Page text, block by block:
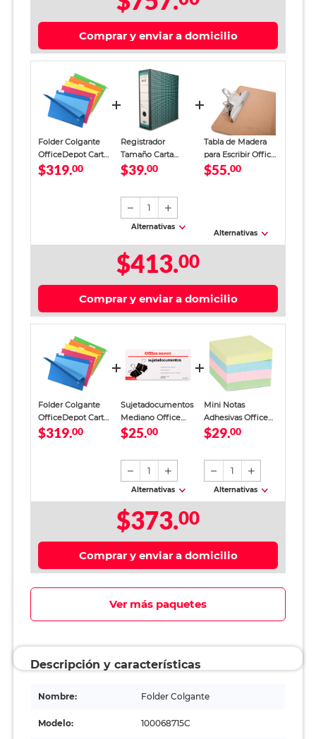
Comprar y enviar a domicilio
Folder Colgante
OfficeDepot Carta
Colores 25 piezas
$319.00
Registrador
Tamaño Carta
Office Depot
$39.00
1
Alternativas
Tabla de Madera
para Escribir Office
Depot
$55.00
Alternativas
$413.00
Comprar y enviar a domicilio
Folder Colgante
OfficeDepot Carta
Colores 25 piezas
$319.00
Sujetadocumentos
Mediano Office
Depot / Acero
$25.00
1
Alternativas
Mini Notas
Adhesivas Office
Depot Colores
$29.00
1
Alternativas
$373.00
Comprar y enviar a domicilio
Ver más paquetes
Descripción y características
Nombre: Folder Colgante
Modelo: 100068715C